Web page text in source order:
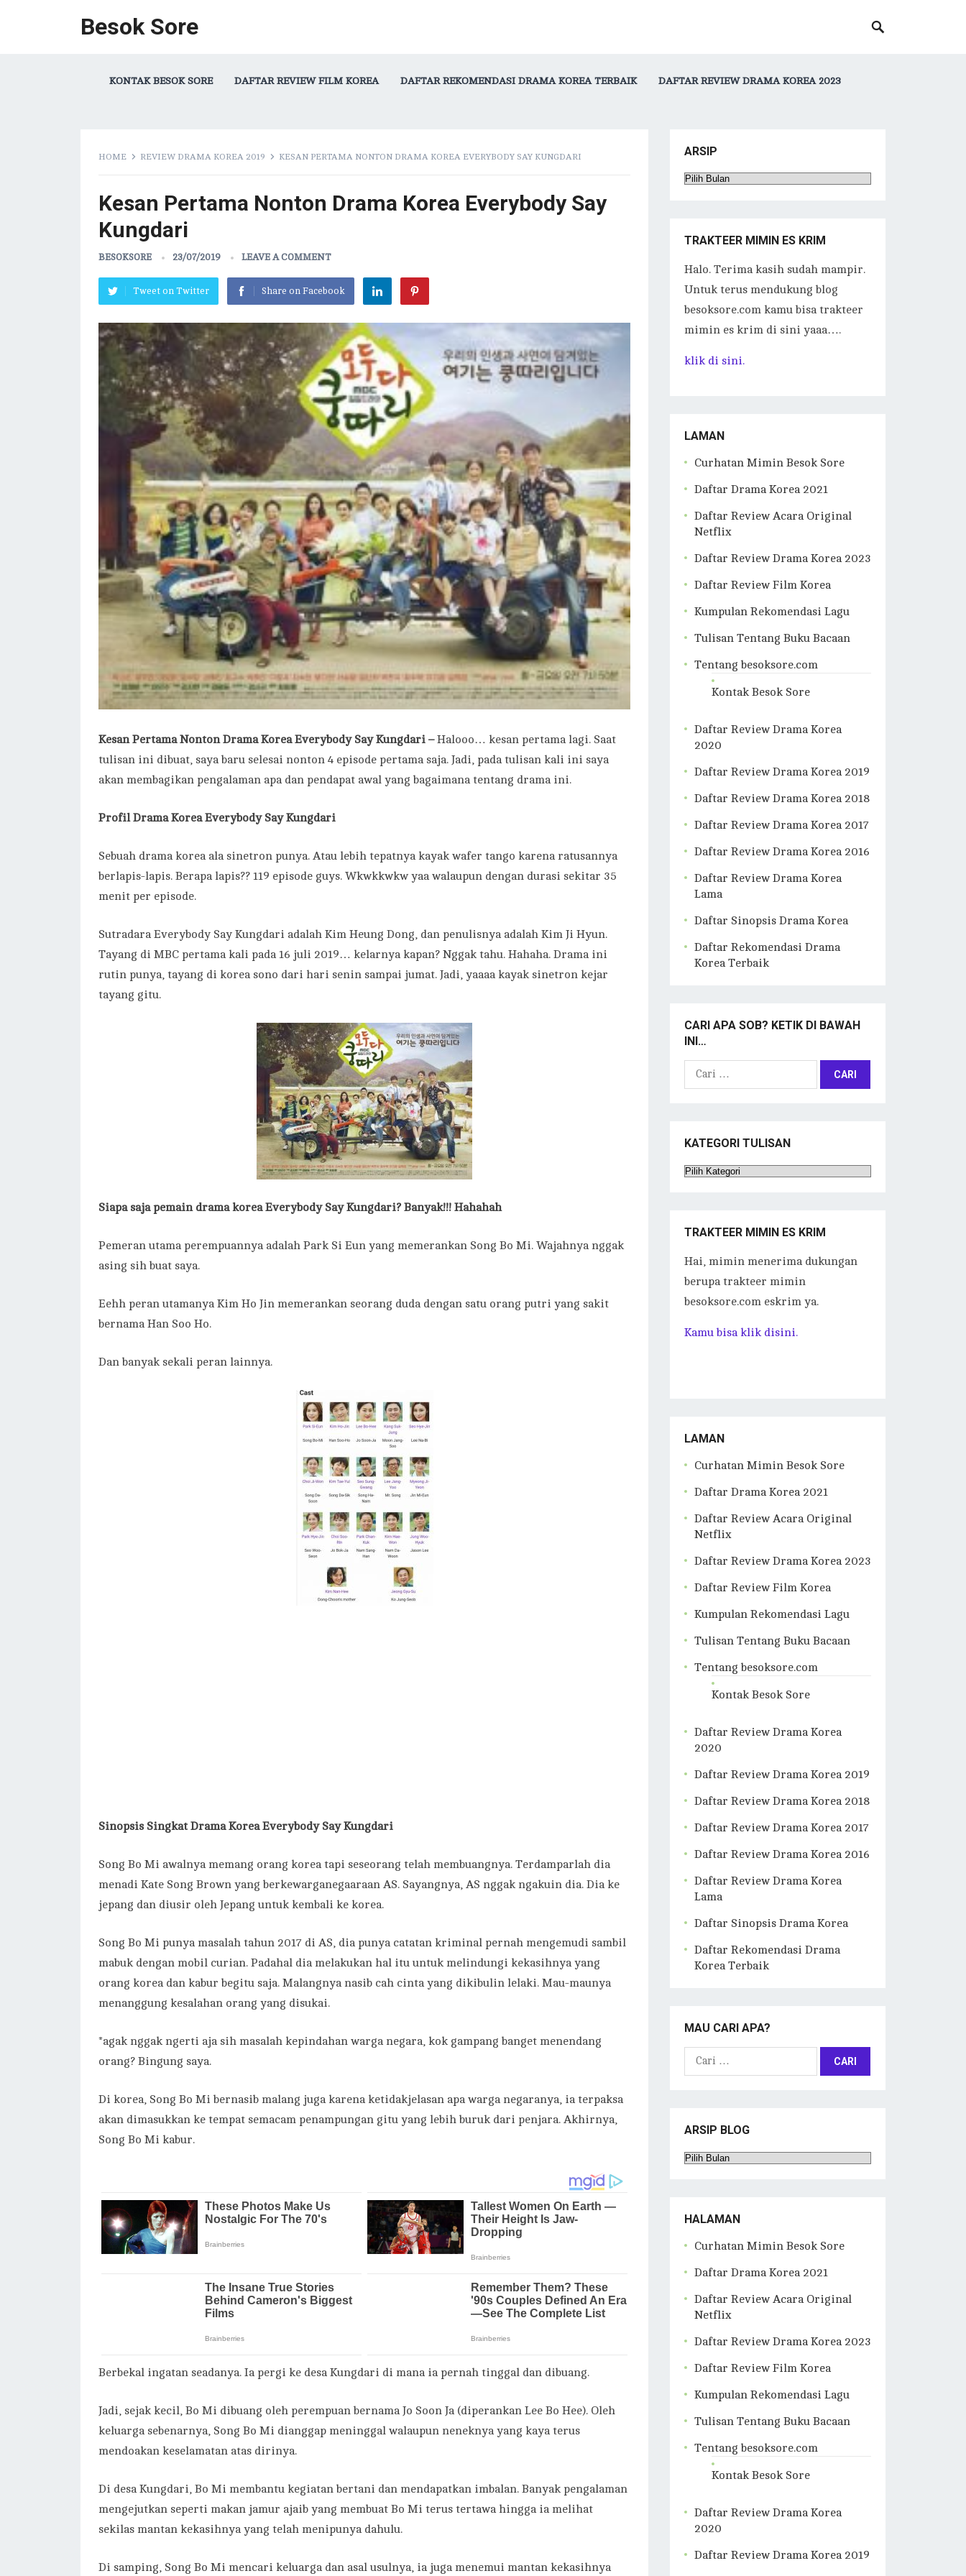
Besok Sore
KONTAK BESOK SORE DAFTAR REVIEW FILM KOREA DAFTAR REKOMENDASI DRAMA KOREA TERBAIK DAFTAR REVIEW DRAMA KOREA 2023
HOME REVIEW DRAMA KOREA 2019 KESAN PERTAMA NONTON DRAMA KOREA EVERYBODY SAY KUNGDARI
Kesan Pertama Nonton Drama Korea Everybody Say
Kungdari
BESOKSORE 23/07/2019 LEAVE A COMMENT
Tweet on Twitter Share on Facebook
Kesan Pertama Nonton Drama Korea Everybody Say Kungdari –Halooo… kesan pertama lagi. Saat
tulisan ini dibuat, saya baru selesai nonton 4 episode pertama saja. Jadi, pada tulisan kali ini saya
akan membagikan pengalaman apa dan pendapat awal yang bagaimana tentang drama ini.
Profil Drama Korea Everybody Say Kungdari
Sebuah drama korea ala sinetron punya. Atau lebih tepatnya kayak wafer tango karena ratusannya
berlapis-lapis. Berapa lapis?? 119 episode guys. Wkwkkwkw yaa walaupun dengan durasi sekitar 35
menit per episode.
Sutradara Everybody Say Kungdari adalah Kim Heung Dong, dan penulisnya adalah Kim Ji Hyun.
Tayang di MBC pertama kali pada 16 juli 2019… kelarnya kapan? Nggak tahu. Hahaha. Drama ini
rutin punya, tayang di korea sono dari hari senin sampai jumat. Jadi, yaaaa kayak sinetron kejar
tayang gitu.
Siapa saja pemain drama korea Everybody Say Kungdari? Banyak!!! Hahahah
Pemeran utama perempuannya adalah Park Si Eun yang memerankan Song Bo Mi. Wajahnya nggak
asing sih buat saya.
Eehh peran utamanya Kim Ho Jin memerankan seorang duda dengan satu orang putri yang sakit
bernama Han Soo Ho.
Dan banyak sekali peran lainnya.
Sinopsis Singkat Drama Korea Everybody Say Kungdari
Song Bo Mi awalnya memang orang korea tapi seseorang telah membuangnya. Terdamparlah dia
menadi Kate Song Brown yang berkewarganegaaraan AS. Sayangnya, AS nggak ngakuin dia. Dia ke
jepang dan diusir oleh Jepang untuk kembali ke korea.
Song Bo Mi punya masalah tahun 2017 di AS, dia punya catatan kriminal pernah mengemudi sambil
mabuk dengan mobil curian. Padahal dia melakukan hal itu untuk melindungi kekasihnya yang
orang korea dan kabur begitu saja. Malangnya nasib cah cinta yang dikibulin lelaki. Mau-maunya
menanggung kesalahan orang yang disukai.
*agak nggak ngerti aja sih masalah kepindahan warga negara, kok gampang banget menendang
orang? Bingung saya.
Di korea, Song Bo Mi bernasib malang juga karena ketidakjelasan apa warga negaranya, ia terpaksa
akan dimasukkan ke tempat semacam penampungan gitu yang lebih buruk dari penjara. Akhirnya,
Song Bo Mi kabur.
Berbekal ingatan seadanya. Ia pergi ke desa Kungdari di mana ia pernah tinggal dan dibuang.
Jadi, sejak kecil, Bo Mi dibuang oleh perempuan bernama Jo Soon Ja (diperankan Lee Bo Hee). Oleh
keluarga sebenarnya, Song Bo Mi dianggap meninggal walaupun neneknya yang kaya terus
mendoakan keselamatan atas dirinya.
Di desa Kungdari, Bo Mi membantu kegiatan bertani dan mendapatkan imbalan. Banyak pengalaman
mengejutkan seperti makan jamur ajaib yang membuat Bo Mi terus tertawa hingga ia melihat
sekilas mantan kekasihnya yang telah menipunya dahulu.
Di samping, Song Bo Mi mencari keluarga dan asal usulnya, ia juga menemui mantan kekasihnya
ARSIP
Arsip
TRAKTEER MIMIN ES KRIM
Halo. Terima kasih sudah mampir.
Untuk terus mendukung blog
besoksore.com kamu bisa trakteer
mimin es krim di sini yaaa….
klik di sini.
LAMAN
Curhatan Mimin Besok Sore
Daftar Drama Korea 2021
Daftar Review Acara Original
Netflix
Daftar Review Drama Korea 2023
Daftar Review Film Korea
Kumpulan Rekomendasi Lagu
Tulisan Tentang Buku Bacaan
Tentang besoksore.com
Kontak Besok Sore
Daftar Review Drama Korea
2020
Daftar Review Drama Korea 2019
Daftar Review Drama Korea 2018
Daftar Review Drama Korea 2017
Daftar Review Drama Korea 2016
Daftar Review Drama Korea
Lama
Daftar Sinopsis Drama Korea
Daftar Rekomendasi Drama
Korea Terbaik
CARI APA SOB? KETIK DI BAWAH
INI…
Cari
KATEGORI TULISAN
Kategori
TRAKTEER MIMIN ES KRIM
Hai, mimin menerima dukungan
berupa trakteer mimin
besoksore.com eskrim ya.
Kamu bisa klik disini.
LAMAN
Curhatan Mimin Besok Sore
Daftar Drama Korea 2021
Daftar Review Acara Original
Netflix
Daftar Review Drama Korea 2023
Daftar Review Film Korea
Kumpulan Rekomendasi Lagu
Tulisan Tentang Buku Bacaan
Tentang besoksore.com
Kontak Besok Sore
Daftar Review Drama Korea
2020
Daftar Review Drama Korea 2019
Daftar Review Drama Korea 2018
Daftar Review Drama Korea 2017
Daftar Review Drama Korea 2016
Daftar Review Drama Korea
Lama
Daftar Sinopsis Drama Korea
Daftar Rekomendasi Drama
Korea Terbaik
MAU CARI APA?
Cari
ARSIP BLOG
Arsip
HALAMAN
Curhatan Mimin Besok Sore
Daftar Drama Korea 2021
Daftar Review Acara Original
Netflix
Daftar Review Drama Korea 2023
Daftar Review Film Korea
Kumpulan Rekomendasi Lagu
Tulisan Tentang Buku Bacaan
Tentang besoksore.com
Kontak Besok Sore
Daftar Review Drama Korea
2020
Daftar Review Drama Korea 2019